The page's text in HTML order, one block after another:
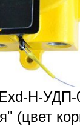
Н-УДП-
(цвет